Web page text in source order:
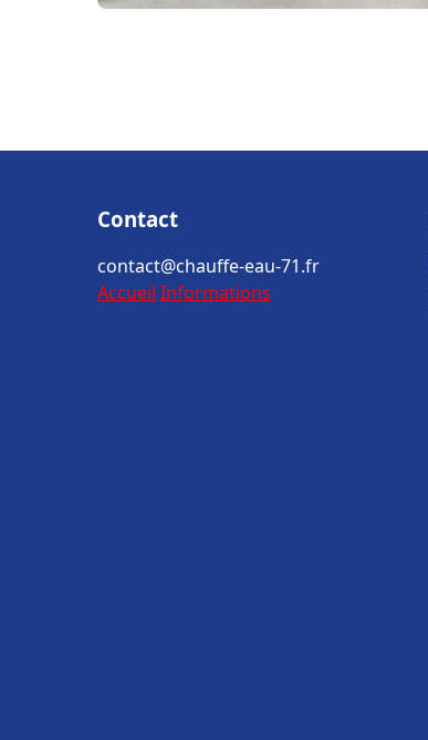
Contact
contact@chauffe-eau-71.fr
Accueil Informations